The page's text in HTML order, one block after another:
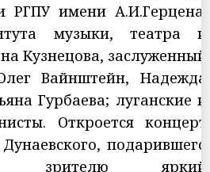
РГПУ имени А.И.Герцена:
музыки, театра и
Кузнецова, заслуженный
Вайнштейн, Надежда
Гурбаева; луганские и
Откроется концерт
подарившего
зрителю яркий